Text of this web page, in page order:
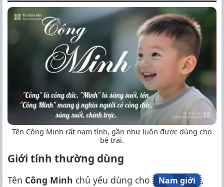
Tên Công Minh rất nam tính, gần như luôn được dùng cho
bé trai.
Giới tính thường dùng
Tên Công Minh chủ yếu dùng cho Nam giới
,